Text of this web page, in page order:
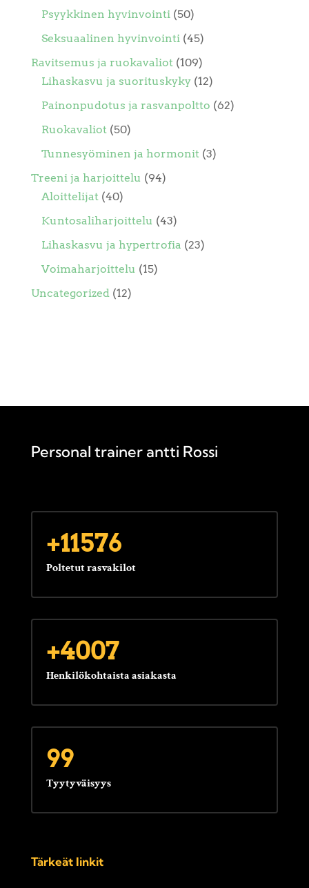
Psyykkinen hyvinvointi(50)
Seksuaalinen hyvinvointi(45)
Ravitsemus ja ruokavaliot(109)
Lihaskasvu ja suorituskyky(12)
Painonpudotus ja rasvanpoltto (62)
Ruokavaliot(50)
Tunnesyöminen ja hormonit(3)
Treeni ja harjoittelu (94)
Aloittelijat(40)
Kuntosaliharjoittelu (43)
Lihaskasvu ja hypertrofia (23)
Voimaharjoittelu (15)
Uncategorized(12)
Personal trainer antti Rossi
+11576
Poltetut rasvakilot
+4007
Henkilökohtaista asiakasta
99
Tyytyväisyys
Tärkeät linkit